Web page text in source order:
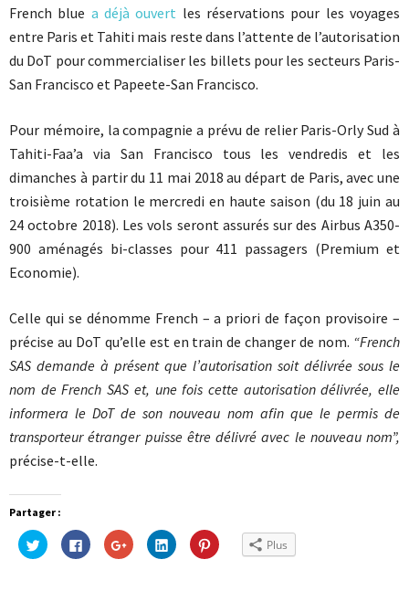
French blue a déjà ouvert les réservations pour les voyages
entre Paris et Tahiti mais reste dans l’attente de l’autorisation
du DoT pour commercialiser les billets pour les secteurs Paris-
San Francisco et Papeete-San Francisco.
Pour mémoire, la compagnie a prévu de relier Paris-Orly Sud à
Tahiti-Faa’a via San Francisco tous les vendredis et les
dimanches à partir du 11 mai 2018 au départ de Paris, avec une
troisième rotation le mercredi en haute saison (du 18 juin au
24 octobre 2018). Les vols seront assurés sur des Airbus A350-
900 aménagés bi-classes pour 411 passagers (Premium et
Economie).
Celle qui se dénomme French – a priori de façon provisoire –
précise au DoT qu’elle est en train de changer de nom. “French
SAS demande à présent que l’autorisation soit délivrée sous le
nom de French SAS et, une fois cette autorisation délivrée, elle
informera le DoT de son nouveau nom afin que le permis de
transporteur étranger puisse être délivré avec le nouveau nom”,
précise-t-elle.
Partager :
Cliquez
pour
partager
Cliquez
pour
partager
Cliquez
pour
partager
Cliquez
pour
partager
Cliquez
pour Plus